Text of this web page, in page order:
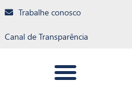
Trabalhe conosco
Canal de Transparência